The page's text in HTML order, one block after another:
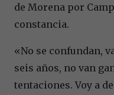
de Morena por
constancia.
«No se confundan,
seis años, no van
tentaciones. Voy a